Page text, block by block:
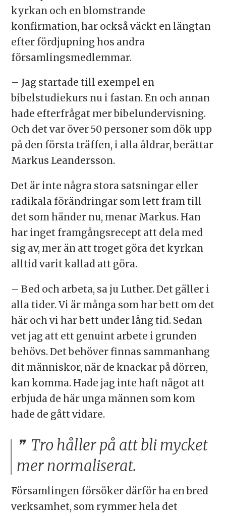
kyrkan och en blomstrande
konfirmation, har också väckt en längtan
efter fördjupning hos andra
församlingsmedlemmar.
– Jag startade till exempel en
bibelstudiekurs nu i fastan. En och annan
hade efterfrågat mer bibelundervisning.
Och det var över 50 personer som dök upp
på den första träffen, i alla åldrar, berättar
Markus Leandersson.
Det är inte några stora satsningar eller
radikala förändringar som lett fram till
det som händer nu, menar Markus. Han
har inget framgångsrecept att dela med
sig av, mer än att troget göra det kyrkan
alltid varit kallad att göra.
– Bed och arbeta, sa ju Luther. Det gäller i
alla tider. Vi är många som har bett om det
här och vi har bett under lång tid. Sedan
vet jag att ett genuint arbete i grunden
behövs. Det behöver finnas sammanhang
dit människor, när de knackar på dörren,
kan komma. Hade jag inte haft något att
erbjuda de här unga männen som kom
hade de gått vidare.
Tro håller på att bli mycket
mer normaliserat.
Församlingen försöker därför ha en bred
verksamhet, som rymmer hela det